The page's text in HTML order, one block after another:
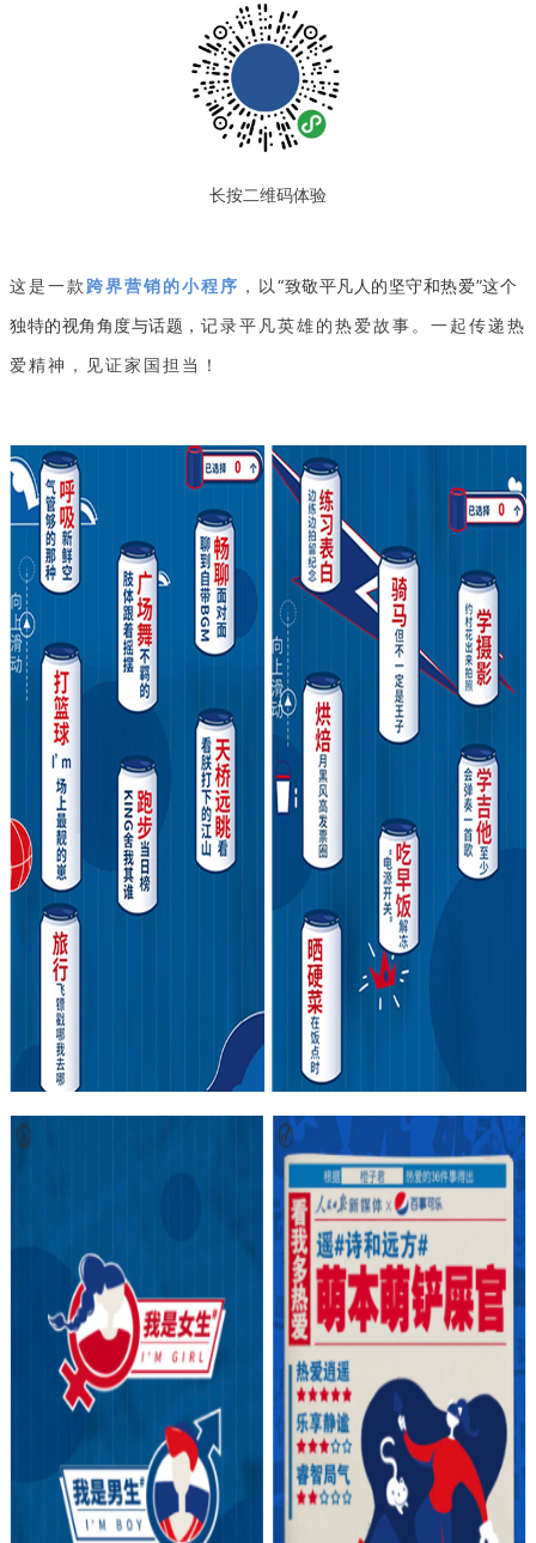
长按二维码体验
这是一款 跨界营销的小程序 ，以 “致敬平凡人的坚守和热爱”这个
独特的视角角度与话题， 记录平凡英雄的热爱故事。一起传递热
爱精神，见证家国担当！